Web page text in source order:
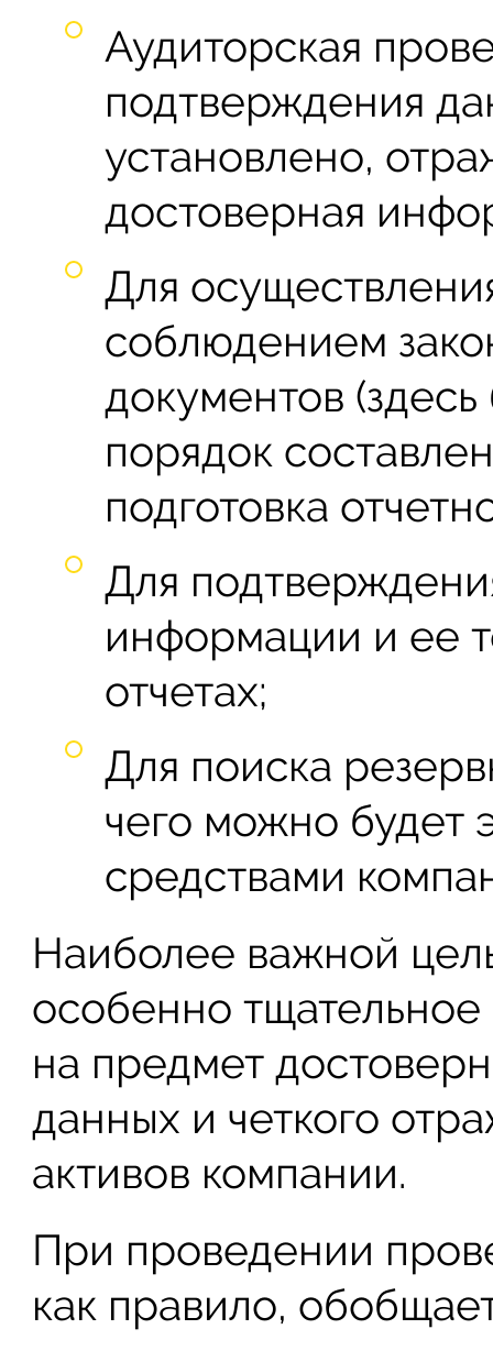
Аудиторская
подтверждения
установлено,
достоверная
Для
соблюдением
документов
порядок
подготовка
Для
информации и ее
отчетах;
Для поиска
чего можно будет
средствами
Наиболее важной
особенно
на предмет
данных и четкого
активов компании.
При проведении
как правило,